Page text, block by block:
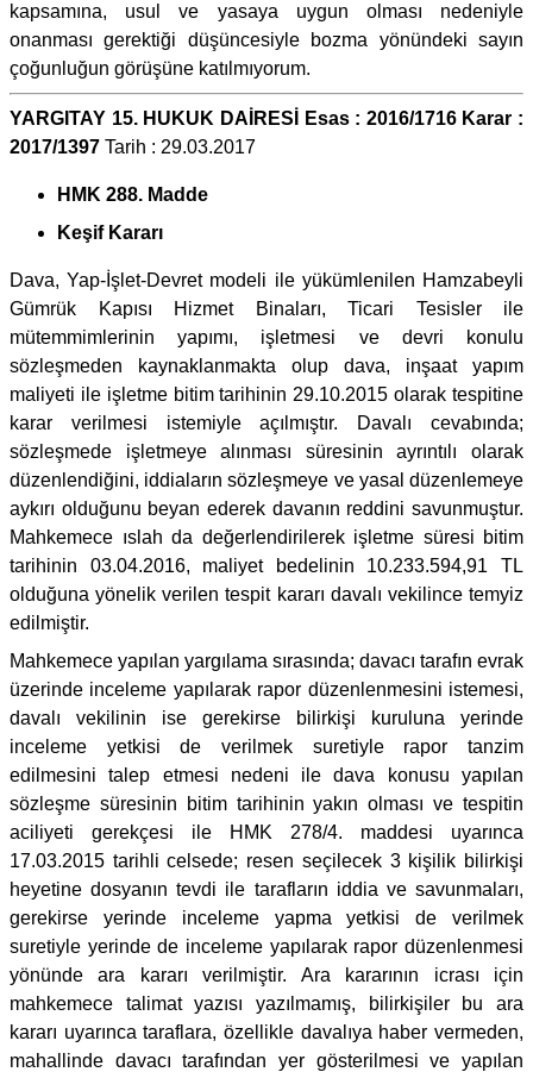
kapsamına, usul ve yasaya uygun olması nedeniyle
onanması gerektiği düşüncesiyle bozma yönündeki sayın
çoğunluğun görüşüne katılmıyorum.
YARGITAY 15. HUKUK DAİRESİ Esas : 2016/1716 Karar :
2017/1397 Tarih : 29.03.2017
HMK 288. Madde
Keşif Kararı
Dava, Yap-İşlet-Devret modeli ile yükümlenilen Hamzabeyli
Gümrük Kapısı Hizmet Binaları, Ticari Tesisler ile
mütemmimlerinin yapımı, işletmesi ve devri konulu
sözleşmeden kaynaklanmakta olup dava, inşaat yapım
maliyeti ile işletme bitim tarihinin 29.10.2015 olarak tespitine
karar verilmesi istemiyle açılmıştır. Davalı cevabında;
sözleşmede işletmeye alınması süresinin ayrıntılı olarak
düzenlendiğini, iddiaların sözleşmeye ve yasal düzenlemeye
aykırı olduğunu beyan ederek davanın reddini savunmuştur.
Mahkemece ıslah da değerlendirilerek işletme süresi bitim
tarihinin 03.04.2016, maliyet bedelinin 10.233.594,91 TL
olduğuna yönelik verilen tespit kararı davalı vekilince temyiz
edilmiştir.
Mahkemece yapılan yargılama sırasında; davacı tarafın evrak
üzerinde inceleme yapılarak rapor düzenlenmesini istemesi,
davalı vekilinin ise gerekirse bilirkişi kuruluna yerinde
inceleme yetkisi de verilmek suretiyle rapor tanzim
edilmesini talep etmesi nedeni ile dava konusu yapılan
sözleşme süresinin bitim tarihinin yakın olması ve tespitin
aciliyeti gerekçesi ile HMK 278/4. maddesi uyarınca
17.03.2015 tarihli celsede; resen seçilecek 3 kişilik bilirkişi
heyetine dosyanın tevdi ile tarafların iddia ve savunmaları,
gerekirse yerinde inceleme yapma yetkisi de verilmek
suretiyle yerinde de inceleme yapılarak rapor düzenlenmesi
yönünde ara kararı verilmiştir. Ara kararının icrası için
mahkemece talimat yazısı yazılmamış, bilirkişiler bu ara
kararı uyarınca taraflara, özellikle davalıya haber vermeden,
mahallinde davacı tarafından yer gösterilmesi ve yapılan